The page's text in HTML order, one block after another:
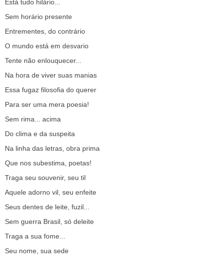
Está tudo hilário...
Sem horário presente
Entrementes, do contrário
O mundo está em desvario
Tente não enlouquecer...
Na hora de viver suas manias
Essa fugaz filosofia do querer
Para ser uma mera poesia!
Sem rima... acima
Do clima e da suspeita
Na linha das letras, obra prima
Que nos subestima, poetas!
Traga seu souvenir, seu til
Aquele adorno vil, seu enfeite
Seus dentes de leite, fuzil...
Sem guerra Brasil, só deleite
Traga a sua fome...
Seu nome, sua sede